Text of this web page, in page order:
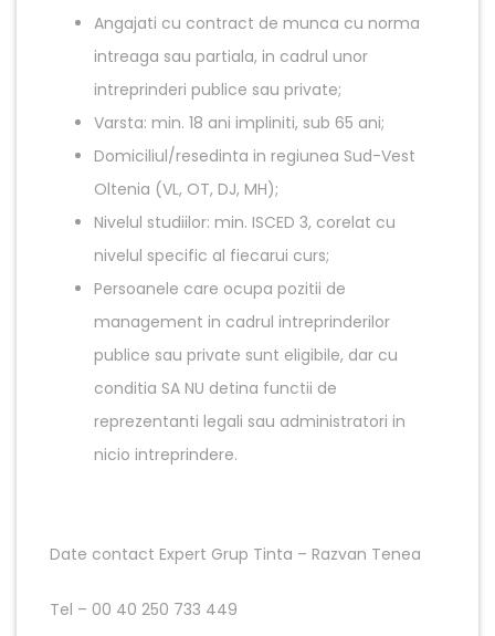
Angajati cu contract de munca cu norma
intreaga sau partiala, in cadrul unor
intreprinderi publice sau private;
Varsta: min. 18 ani impliniti, sub 65 ani;
Domiciliul/resedinta in regiunea Sud-Vest
Oltenia (VL, OT, DJ, MH);
Nivelul studiilor: min. ISCED 3, corelat cu
nivelul specific al fiecarui curs;
Persoanele care ocupa pozitii de
management in cadrul intreprinderilor
publice sau private sunt eligibile, dar cu
conditia SA NU detina functii de
reprezentanti legali sau administratori in
nicio intreprindere.
Date contact Expert Grup Tinta – Razvan Tenea
Tel – 00 40 250 733 449